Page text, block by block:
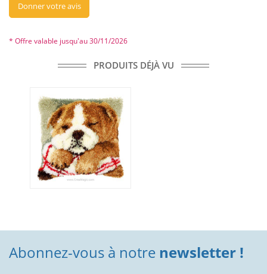
Donner votre avis
* Offre valable jusqu'au 30/11/2026
PRODUITS DÉJÀ VU
Abonnez-vous à notre newsletter !